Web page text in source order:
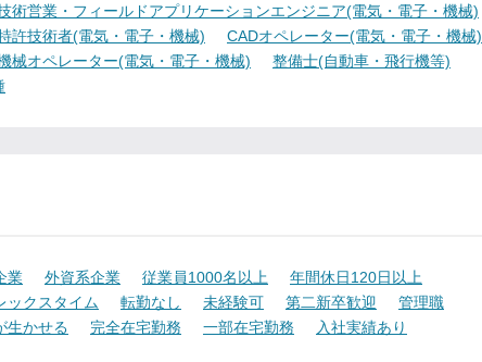
術営業・フィールドアプリケーションエンジニア(電気・電子・機械)
許技術者(電気・電子・機械)
CADオペレーター(電気・電子・機械)
械オペレーター(電気・電子・機械)
整備士(自動車・飛行機等)
業 外資系企業 従業員1000名以上
年間休日120日以上
ックスタイム 転勤なし 未経験可 第二新卒歓迎
管理職
生かせる 完全在宅勤務 一部在宅勤務
入社実績あり